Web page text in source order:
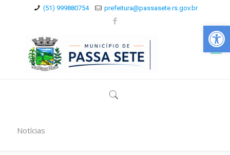
Abrir
(51) 999880754 prefeitura@passasete.rs.gov.br
Notícias